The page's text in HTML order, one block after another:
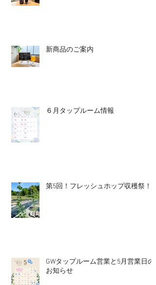
新商品のご案内
６月タップルーム情報
第5回！フレッシュホップ収穫祭！
GWタップルーム営業と5月営業日の
お知らせ